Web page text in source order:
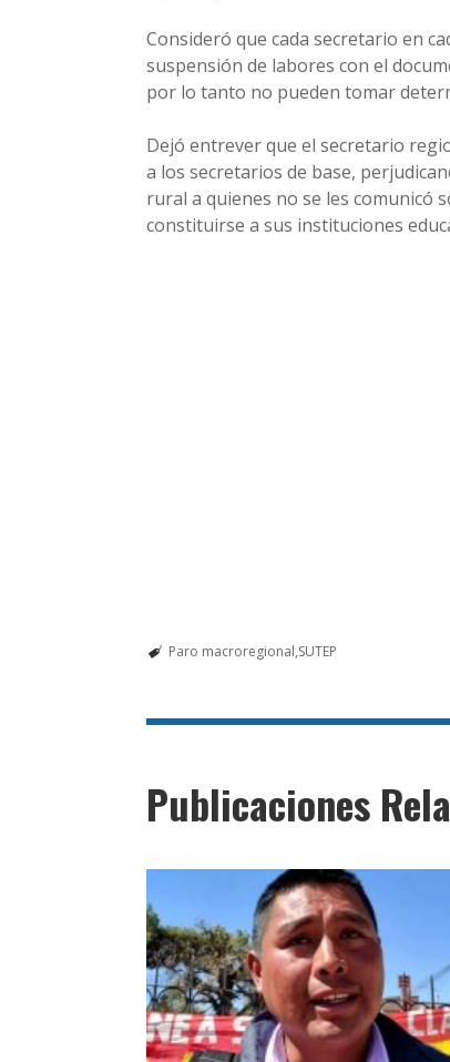
Consideró que cada secretario en
suspensión de labores con el
por lo tanto no pueden tomar
Dejó entrever que el secretario
a los secretarios de base,
rural a quienes no se les comunicó
constituirse a sus instituciones
Paro macroregional SUTEP
Publicaciones